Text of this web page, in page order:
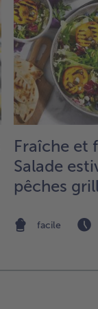
Fraîche et
Salade
pêches
facile